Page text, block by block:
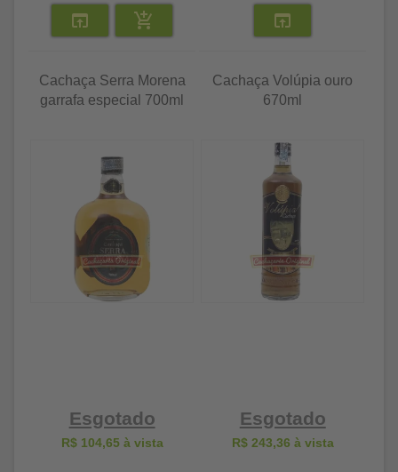
Cachaça Serra Morena
garrafa especial 700ml
Esgotado
R$ 104,65à vista
Cachaça Volúpia ouro
670ml
Esgotado
R$ 243,36 à vista